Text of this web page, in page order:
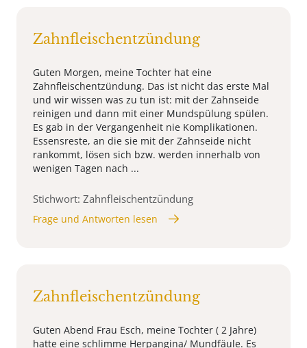
Zahnfleischentzündung
Guten Morgen, meine Tochter hat eine
Zahnfleischentzündung. Das ist nicht das erste Mal
und wir wissen was zu tun ist: mit der Zahnseide
reinigen und dann mit einer Mundspülung spülen.
Es gab in der Vergangenheit nie Komplikationen.
Essensreste, an die sie mit der Zahnseide nicht
rankommt, lösen sich bzw. werden innerhalb von
wenigen Tagen nach ...
Stichwort: Zahnfleischentzündung
Frage und Antworten lesen
Zahnfleischentzündung
Guten Abend Frau Esch, meine Tochter ( 2 Jahre)
hatte eine schlimme Herpangina/ Mundfäule. Es